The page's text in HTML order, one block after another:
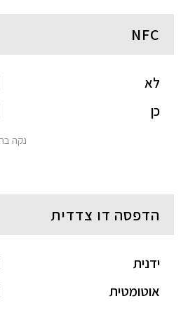
NFC
לא
כן
נקה
הדפסה דו צדדית
ידנית
אוטומטית